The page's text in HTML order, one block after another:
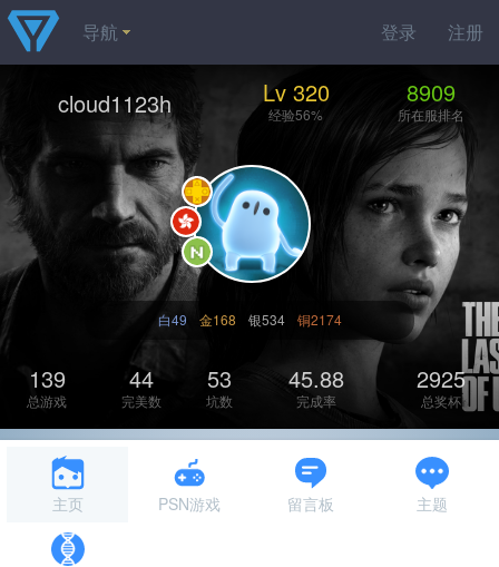
登录 注册
导航
cloud1123h Lv 320
经验56%
8909
所在服排名
白49 金168 银534 铜2174
139
总游戏
44
完美数
53
坑数
45.88
完成率
2925
总奖杯
主页 PSN游戏 留言板 主题